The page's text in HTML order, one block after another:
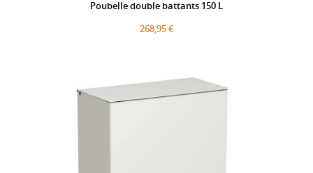
Poubelle double battants 150 L
268,95 €